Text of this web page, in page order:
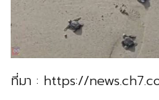
ที่มา : https://